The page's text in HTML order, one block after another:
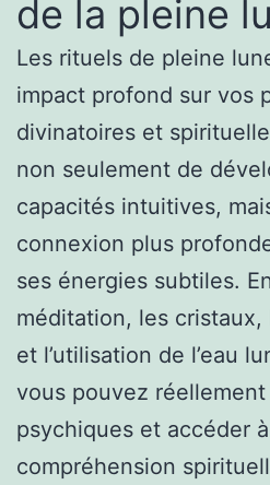
de la pleine
Les rituels de pleine
impact profond sur vos
divinatoires et
non seulement de
capacités intuitives,
connexion plus
ses énergies subtiles.
méditation, les cristaux,
et l’utilisation de l’eau
vous pouvez
psychiques et accéder
compréhension